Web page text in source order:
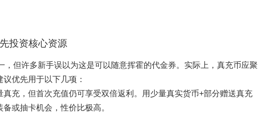
投资核心资源
，但许多新手误以为这是可以随意挥霍的代金券。实际上，真充币应聚
优先用于以下几项：
真充，但首次充值仍可享受双倍返利。用少量真实货币+部分赠送真充
或抽卡机会，性价比极高。